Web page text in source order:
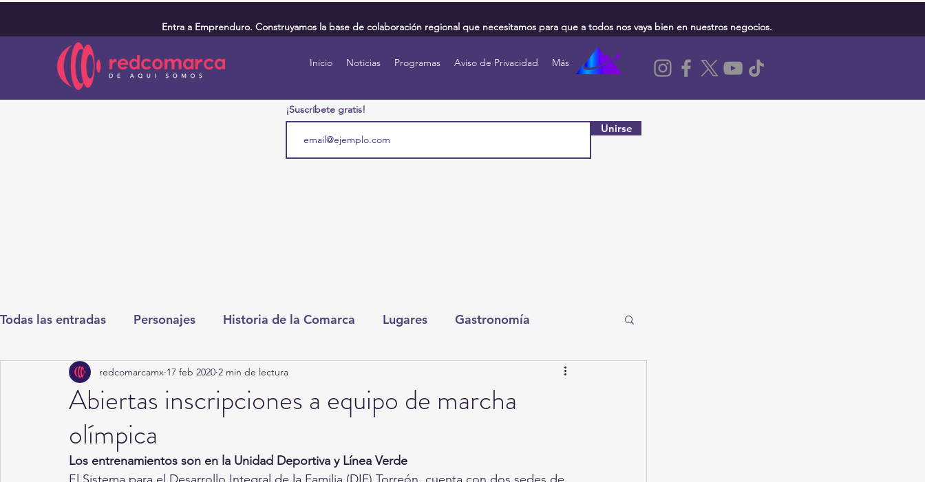
Entra a Emprenduro. Construyamos la base de colaboración regional que necesitamos para que a todos nos vaya bien en nuestros negocios.
Inicio Noticias Programas Aviso de Privacidad Más
¡Suscríbete gratis!
Unirse
Todas las entradas Personajes Historia de la Comarca Lugares Gastronomía
Deportes Salud Entretenimiento Torreón
Round Cero Columnistas
Abiertas inscripciones a equipo de marcha
olímpica
redcomarcamx 17 feb 2020 2 min de lectura
Los entrenamientos son en la Unidad Deportiva y Línea Verde